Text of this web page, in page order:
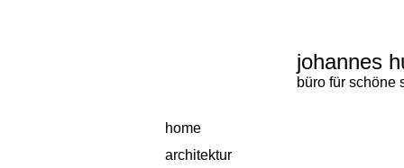
johannes
büro für schöne
home
architektur